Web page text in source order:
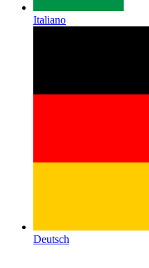
Italiano
Deutsch